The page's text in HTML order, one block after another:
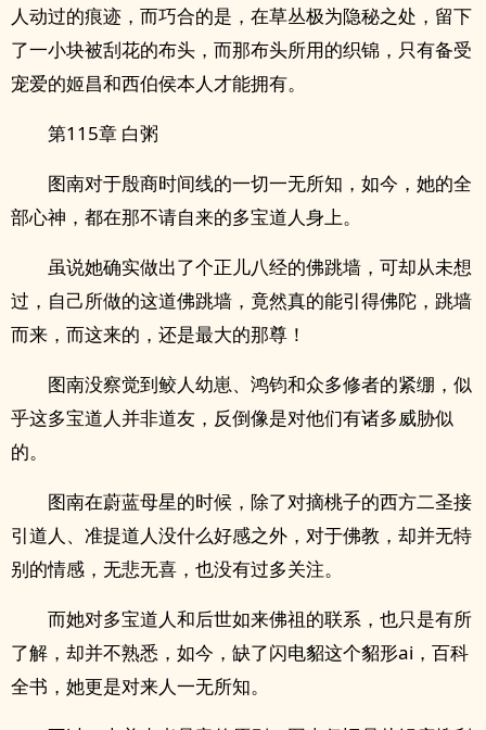
人动过的痕迹，而巧合的是，在草丛极为隐秘之处，留下
了一小块被刮花的布头，而那布头所用的织锦，只有备受
宠爱的姬昌和西伯侯本人才能拥有。
第115章 白粥
图南对于殷商时间线的一切一无所知，如今，她的全
部心神，都在那不请自来的多宝道人身上。
虽说她确实做出了个正儿八经的佛跳墙，可却从未想
过，自己所做的这道佛跳墙，竟然真的能引得佛陀，跳墙
而来，而这来的，还是最大的那尊！
图南没察觉到鲛人幼崽、鸿钧和众多修者的紧绷，似
乎这多宝道人并非道友，反倒像是对他们有诸多威胁似
的。
图南在蔚蓝母星的时候，除了对摘桃子的西方二圣接
引道人、准提道人没什么好感之外，对于佛教，却并无特
别的情感，无悲无喜，也没有过多关注。
而她对多宝道人和后世如来佛祖的联系，也只是有所
了解，却并不熟悉，如今，缺了闪电貂这个貂形ai，百科
全书，她更是对来人一无所知。